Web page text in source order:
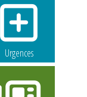
Urgences